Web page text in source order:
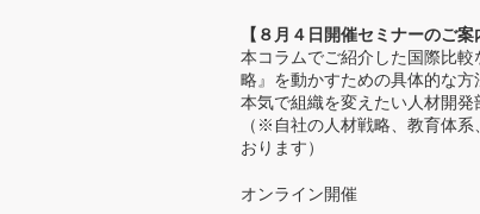
【８月４日開催セミナーのご案
本コラムでご紹介した国際比
略』を動かすための具体的な方
本気で組織を変えたい人材開発
（※自社の人材戦略、教育体
おります）
オンライン開催